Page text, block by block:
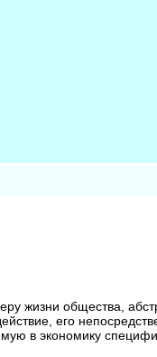
жизни общества,
его
в экономику